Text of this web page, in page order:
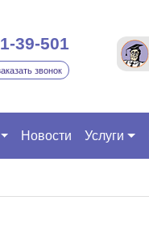
39-501
звонок
Новости Услуги